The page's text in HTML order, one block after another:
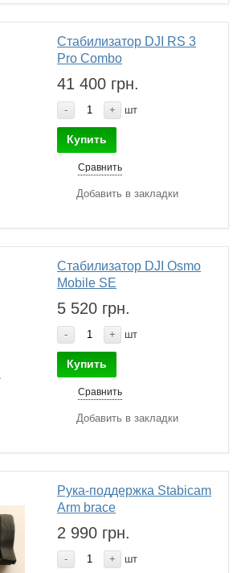
Стабилизатор DJI RS 3
Pro Combo
41 400 грн.
- + шт
Купить
Сравнить
Добавить в закладки
Стабилизатор DJI Osmo
Mobile SE
5 520 грн.
- + шт
Купить
Сравнить
Добавить в закладки
Рука-поддержка Stabicam
Arm brace
2 990 грн.
- + шт